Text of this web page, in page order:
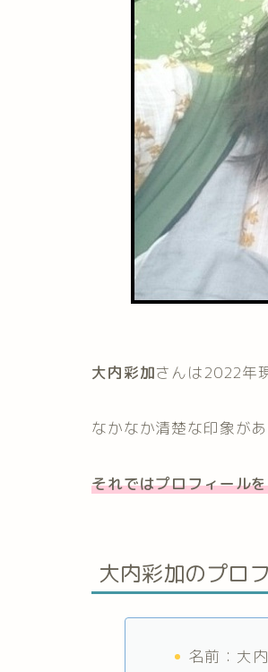
大内彩加さんは2022年
なかなか清楚な印象が
それではプロフィール
大内彩加のプロ
名前：大